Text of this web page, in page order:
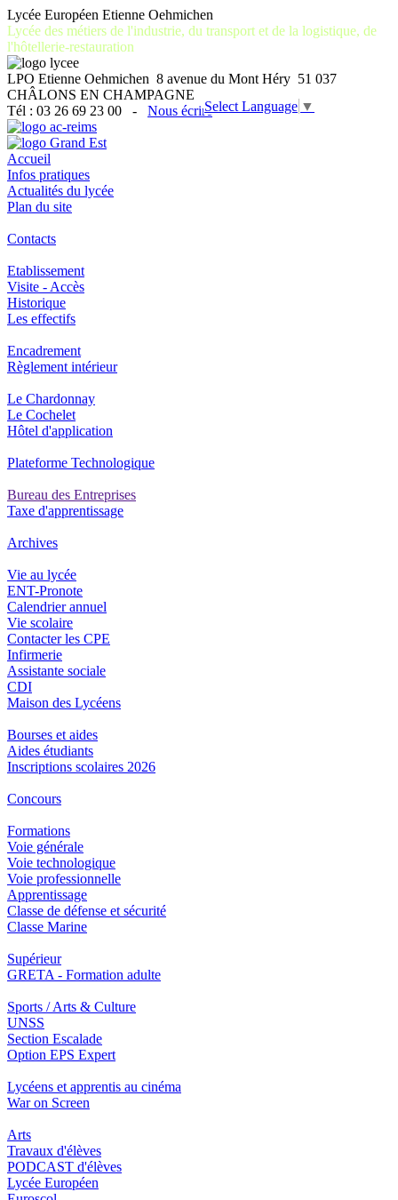
Select Language ▼
Lycée Européen Etienne Oehmichen
Lycée des métiers de l'industrie, du transport et de la logistique, de
l'hôtellerie-restauration
LPO Etienne Oehmichen 8 avenue du Mont Héry 51 037
CHÂLONS EN CHAMPAGNE
Tél : 03 26 69 23 00 - Nous écrire
Accueil
Infos pratiques
Actualités du lycée
Plan du site
Contacts
Etablissement
Visite - Accès
Historique
Les effectifs
Encadrement
Règlement intérieur
Le Chardonnay
Le Cochelet
Hôtel d'application
Plateforme Technologique
Bureau des Entreprises
Taxe d'apprentissage
Archives
Vie au lycée
ENT-Pronote
Calendrier annuel
Vie scolaire
Contacter les CPE
Infirmerie
Assistante sociale
CDI
Maison des Lycéens
Bourses et aides
Aides étudiants
Inscriptions scolaires 2026
Concours
Formations
Voie générale
Voie technologique
Voie professionnelle
Apprentissage
Classe de défense et sécurité
Classe Marine
Supérieur
GRETA - Formation adulte
Sports / Arts & Culture
UNSS
Section Escalade
Option EPS Expert
Lycéens et apprentis au cinéma
War on Screen
Arts
Travaux d'élèves
PODCAST d'élèves
Lycée Européen